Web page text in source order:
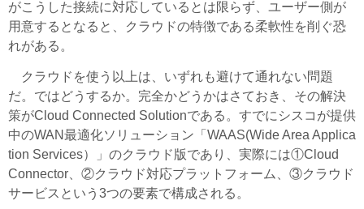
がこうした接続に対応しているとは限らず、ユーザー側が
用意するとなると、クラウドの特徴である柔軟性を削ぐ恐
れがある。
クラウドを使う以上は、いずれも避けて通れない問題
だ。ではどうするか。完全かどうかはさておき、その解決
策がCloud Connected Solutionである。すでにシスコが提供
中のWAN最適化ソリューション「WAAS(Wide Area Applica
tion Services）」のクラウド版であり、実際には①Cloud
Connector、②クラウド対応プラットフォーム、③クラウド
サービスという3つの要素で構成される。